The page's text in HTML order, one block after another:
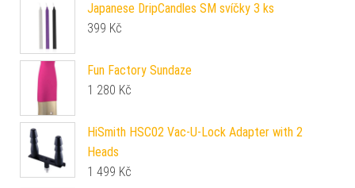
Japanese DripCandles SM svíčky 3 ks
399 Kč
Fun Factory Sundaze
1 280 Kč
HiSmith HSC02 Vac-U-Lock Adapter with 2
Heads
1 499 Kč